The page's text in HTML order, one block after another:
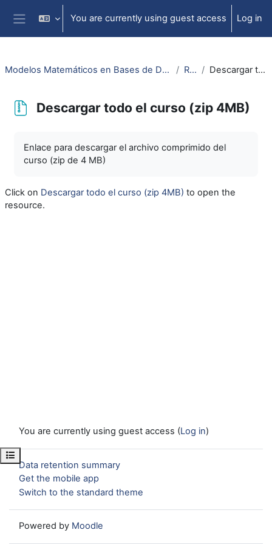
Skip to main content
Side panel
You are currently using guest access Log in
Open course index
Modelos Matemáticos en Bases de Datos/Métodos Matemáticos en Ingeniería del Software Recursos Descargar todo el curso (zip 4MB)
Descargar todo el curso (zip 4MB)
Enlace para descargar el archivo comprimido del
curso (zip de 4 MB)
Click on Descargar todo el curso (zip 4MB) to open the
resource.
You are currently using guest access (Log in)
Data retention summary
Get the mobile app
Switch to the standard theme
Powered by Moodle